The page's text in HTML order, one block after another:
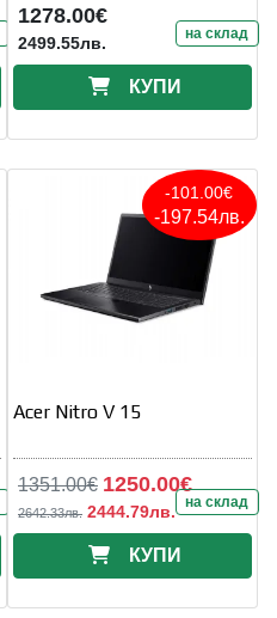
1278.00€
2499.55лв. на склад
КУПИ
-101.00€
-197.54лв.
Acer Nitro V 15
1351.00€ 1250.00€
2642.33лв. 2444.79лв. на склад
КУПИ